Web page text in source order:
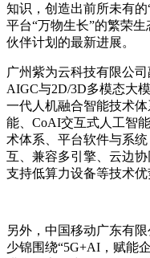
知识，创造出前所未有
平台“万物生长”的繁荣
伙伴计划的最新进展。
广州紫为云科技有限公
AIGC与2D/3D多模态大
一代人机融合智能技术
能、CoAI交互式人工智
术体系、平台软件与系
互、兼容多引擎、云边
支持低算力设备等技术
另外，中国移动广东有
少锦围绕“5G+AI，赋能